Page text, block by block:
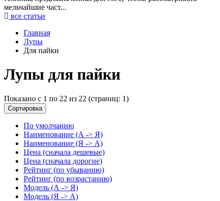
мельчайшие част...
все статьи
Главная
Лупы
Для пайки
Лупы для пайки
Показано с 1 по 22 из 22 (страниц: 1)
Сортировка
По умолчанию
Наименование (А -> Я)
Наименование (Я -> А)
Цена (сначала дешевые)
Цена (сначала дорогие)
Рейтинг (по убыванию)
Рейтинг (по возрастанию)
Модель (А -> Я)
Модель (Я -> А)